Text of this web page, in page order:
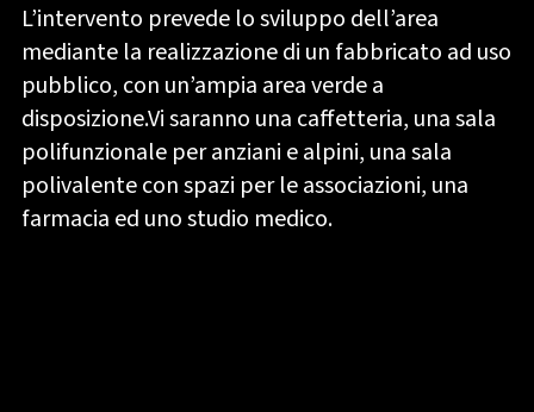
L’intervento prevede lo sviluppo dell’area
mediante la realizzazione di un fabbricato ad uso
pubblico, con un’ampia area verde a
disposizione.Vi saranno una caffetteria, una sala
polifunzionale per anziani e alpini, una sala
polivalente con spazi per le associazioni, una
farmacia ed uno studio medico.